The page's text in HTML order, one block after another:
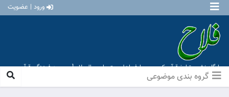
ورود | عضویت
پایگاه نشر و تبلیغ قرآن کریم و معارف اهل بیت علیهم السلام [ موسسه فرهنگی قرآن و
عترت منهاج عشق آباد ]